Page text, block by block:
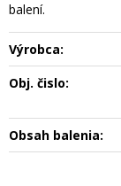
balení.
Výrobca:
Obj. čislo:
Obsah balenia: